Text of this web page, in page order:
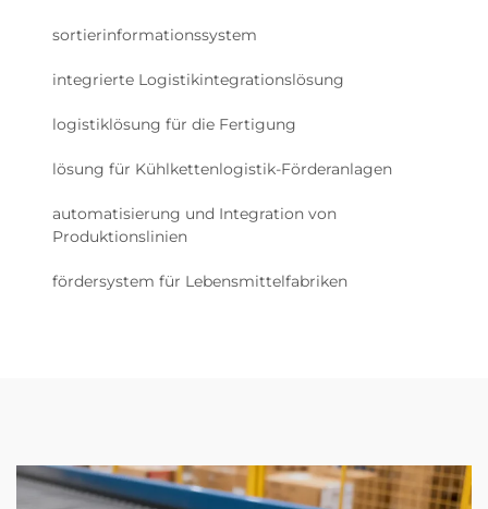
sortierinformationssystem
integrierte Logistikintegrationslösung
logistiklösung für die Fertigung
lösung für Kühlkettenlogistik-Förderanlagen
automatisierung und Integration von
Produktionslinien
fördersystem für Lebensmittelfabriken